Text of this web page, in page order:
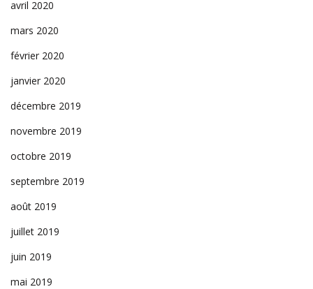
avril 2020
mars 2020
février 2020
janvier 2020
décembre 2019
novembre 2019
octobre 2019
septembre 2019
août 2019
juillet 2019
juin 2019
mai 2019